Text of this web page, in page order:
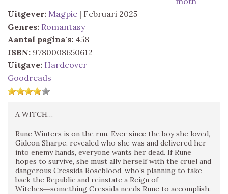
Uitgever: Magpie | Februari 2025
Genres: Romantasy
Aantal pagina's: 458
ISBN: 9780008650612
Uitgave: Hardcover
Goodreads
A WITCH…
Rune Winters is on the run. Ever since the boy she loved,
Gideon Sharpe, revealed who she was and delivered her
into enemy hands, everyone wants her dead. If Rune
hopes to survive, she must ally herself with the cruel and
dangerous Cressida Roseblood, who’s planning to take
back the Republic and reinstate a Reign of
Witches―something Cressida needs Rune to accomplish.